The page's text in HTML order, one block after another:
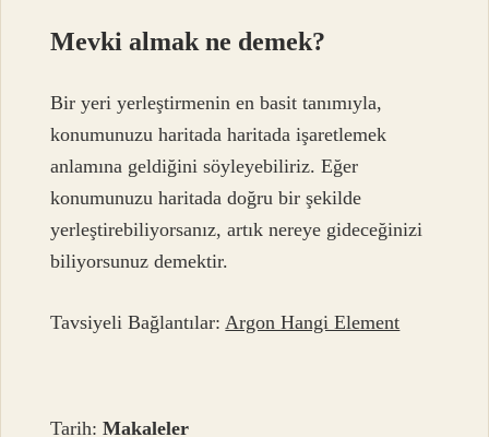
Mevki almak ne demek?
Bir yeri yerleştirmenin en basit tanımıyla,
konumunuzu haritada haritada işaretlemek
anlamına geldiğini söyleyebiliriz. Eğer
konumunuzu haritada doğru bir şekilde
yerleştirebiliyorsanız, artık nereye gideceğinizi
biliyorsunuz demektir.
Tavsiyeli Bağlantılar: Argon Hangi Element
Tarih:Makaleler